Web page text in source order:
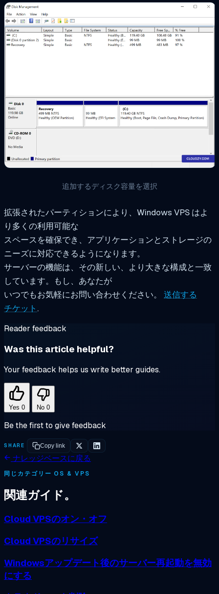
追加するディスク容量を選択
拡張されたパーティションにより、Windows VPS はよ
り多くの利用可能な
スペースを確保でき、アプリケーションとストレージの
ニーズに対応できるようになります。
サーバーの機能は、その新しい、より大きな構成と一致
しています。もし、あなたが
いつでもお気軽にお問い合わせください。 送信する
チケット .
Reader feedback
Was this article helpful?
Your feedback helps us write better guides.
Yes 0 No 0
Be the first to give feedback
SHARE Copy link
ナレッジベースに戻る
同じカテゴリー OS & VPS
関連ガイド。
Cloud VPSのオン・オフ
Cloud VPSのリサイズ
Windowsアップデート後のサーバー再起動を無効
にする